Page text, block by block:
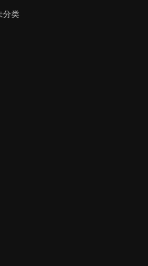
分类